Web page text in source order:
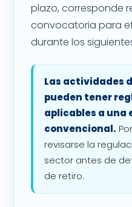
plazo, corresponde
convocatoria para
durante los
Las actividades
pueden tener
aplicables a una
convencional.
revisarse la
sector antes de
de retiro.